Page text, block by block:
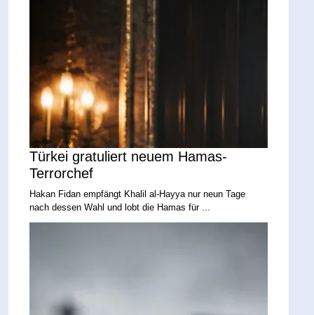
Türkei gratuliert neuem Hamas-
Terrorchef
Hakan Fidan empfängt Khalil al-Hayya nur neun Tage
nach dessen Wahl und lobt die Hamas für ...